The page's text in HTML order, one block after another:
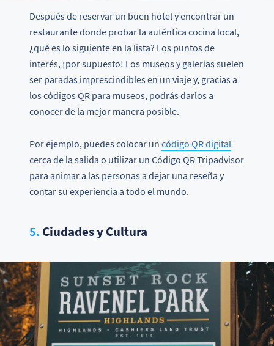
Después de reservar un buen hotel y encontrar un
restaurante donde probar la auténtica cocina local,
¿qué es lo siguiente en la lista? Los puntos de
interés, ¡por supuesto! Los museos y galerías suelen
ser paradas imprescindibles en un viaje y, gracias a
los códigos QR para museos, podrás darlos a
conocer de la mejor manera posible.
Por ejemplo, puedes colocar un código QR digital
cerca de la salida o utilizar un Código QR Tripadvisor
para animar a las personas a dejar una reseña y
contar su experiencia a todo el mundo.
5. Ciudades y Cultura